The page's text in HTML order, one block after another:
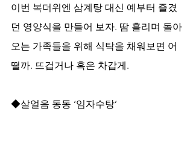
이번 복더위엔 삼계탕 대신 예부터 즐겼
던 영양식을 만들어 보자. 땀 흘리며 돌아
오는 가족들을 위해 식탁을 채워보면 어
떨까. 뜨겁거나 혹은 차갑게.
◆살얼음 동동 ‘임자수탕’